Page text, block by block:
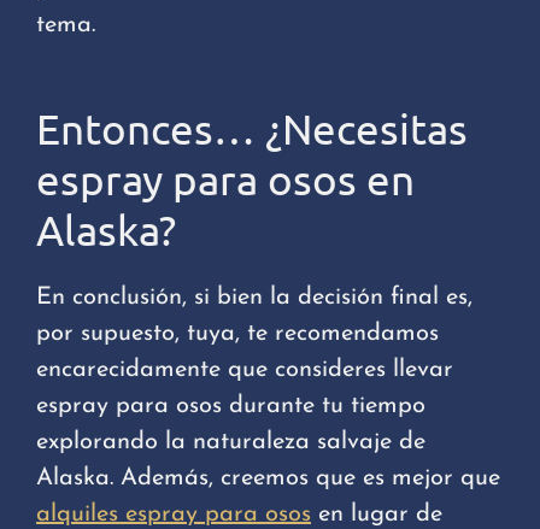
tema.
Entonces… ¿Necesitas
espray para osos en
Alaska?
En conclusión, si bien la decisión final es,
por supuesto, tuya, te recomendamos
encarecidamente que consideres llevar
espray para osos durante tu tiempo
explorando la naturaleza salvaje de
Alaska. Además, creemos que es mejor que
alquiles espray para osos en lugar de